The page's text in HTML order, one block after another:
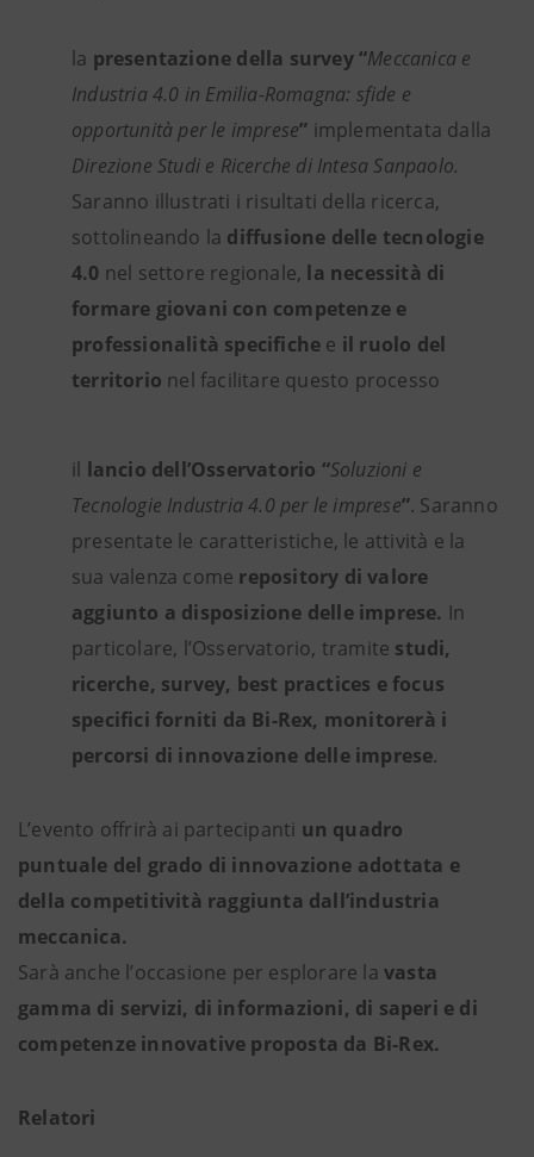
la presentazione della survey “Meccanica e
Industria 4.0 in Emilia-Romagna: sfide e
opportunità per le imprese” implementata dalla
Direzione Studi e Ricerche di Intesa Sanpaolo.
Saranno illustrati i risultati della ricerca,
sottolineando la diffusione delle tecnologie
4.0 nel settore regionale, la necessità di
formare giovani con competenze e
professionalità specifiche e il ruolo del
territorio nel facilitare questo processo
il lancio dell’Osservatorio “Soluzioni e
Tecnologie Industria 4.0 per le imprese”. Saranno
presentate le caratteristiche, le attività e la
sua valenza come repository di valore
aggiunto a disposizione delle imprese. In
particolare, l’Osservatorio, tramite studi,
ricerche, survey, best practices e focus
specifici forniti da Bi-Rex, monitorerà i
percorsi di innovazione delle imprese.
L’evento offrirà ai partecipanti un quadro
puntuale del grado di innovazione adottata e
della competitività raggiunta dall’industria
meccanica.
Sarà anche l’occasione per esplorare lavasta
gamma di servizi, di informazioni, di saperi e di
competenze innovative proposta da Bi-Rex.
Relatori